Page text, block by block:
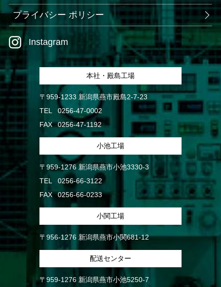
Instagram
プライバシー ポリシー
本社・殿島工場
〒959-1233 新潟県燕市殿島2-7-23
TEL
0256-47-0002
FAX
0256-47-1192
小池工場
〒959-1276 新潟県燕市小池3330-3
TEL
0256-66-3122
FAX
0256-66-0233
小関工場
〒956-1276 新潟県燕市小関681-12
配送センター
〒959-1276 新潟県燕市小池5250-7